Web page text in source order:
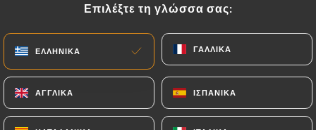
Επιλέξτε τη γλώσσα σας:
ΕΛΛΗΝΙΚΆ ΓΑΛΛΙΚΆ
ΑΓΓΛΙΚΆ ΙΣΠΑΝΙΚΆ
/
Επιλέξτε τη γλώσσα σας:
ΕΛΛΗΝΙΚΆ ΓΑΛΛΙΚΆ
ΑΓΓΛΙΚΆ ΙΣΠΑΝΙΚΆ